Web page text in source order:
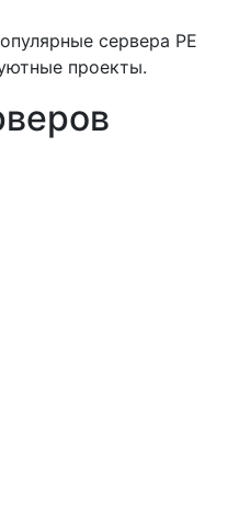
сервера PE
проекты.